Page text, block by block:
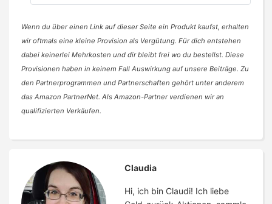
Wenn du über einen Link auf dieser Seite ein Produkt kaufst, erhalten
wir oftmals eine kleine Provision als Vergütung. Für dich entstehen
dabei keinerlei Mehrkosten und dir bleibt frei wo du bestellst. Diese
Provisionen haben in keinem Fall Auswirkung auf unsere Beiträge. Zu
den Partnerprogrammen und Partnerschaften gehört unter anderem
das Amazon PartnerNet. Als Amazon-Partner verdienen wir an
qualifizierten Verkäufen.
Claudia
Hi, ich bin Claudi! Ich liebe